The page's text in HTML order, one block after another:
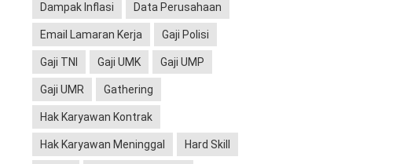
Dampak Inflasi Data Perusahaan
Email Lamaran Kerja Gaji Polisi
Gaji TNI Gaji UMK Gaji UMP
Gaji UMR Gathering
Hak Karyawan Kontrak
Hak Karyawan Meninggal Hard Skill